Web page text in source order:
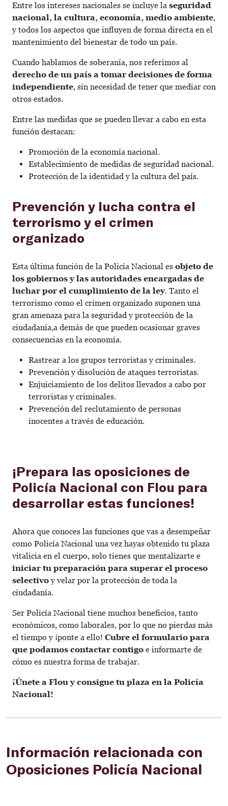
Entre los intereses nacionales se incluye la seguridad
nacional, la cultura, economía, medio ambiente,
y todos los aspectos que influyen de forma directa en el
mantenimiento del bienestar de todo un país.
Cuando hablamos de soberanía, nos referimos al
derecho de un país a tomar decisiones de forma
independiente, sin necesidad de tener que mediar con
otros estados.
Entre las medidas que se pueden llevar a cabo en esta
función destacan:
Promoción de la economía nacional.
Establecimiento de medidas de seguridad nacional.
Protección de la identidad y la cultura del país.
Prevención y lucha contra el
terrorismo y el crimen
organizado
Esta última función de la Policía Nacional es objeto de
los gobiernos y las autoridades encargadas de
luchar por el cumplimiento de la ley. Tanto el
terrorismo como el crimen organizado suponen una
gran amenaza para la seguridad y protección de la
ciudadanía,a demás de que pueden ocasionar graves
consecuencias en la economía.
Rastrear a los grupos terroristas y criminales.
Prevención y disolución de ataques terroristas.
Enjuiciamiento de los delitos llevados a cabo por
terroristas y criminales.
Prevención del reclutamiento de personas
inocentes a través de educación.
¡Prepara las oposiciones de
Policía Nacional con Flou para
desarrollar estas funciones!
Ahora que conoces las funciones que vas a desempeñar
como Policía Nacional una vez hayas obtenido tu plaza
vitalicia en el cuerpo, solo tienes que mentalizarte e
iniciar tu preparación para superar el proceso
selectivoy velar por la protección de toda la
ciudadanía.
Ser Policía Nacional tiene muchos beneficios, tanto
económicos, como laborales, por lo que no pierdas más
el tiempo y ¡ponte a ello! Cubre el formulario para
que podamos contactar contigo e informarte de
cómo es nuestra forma de trabajar.
¡Únete a Flou y consigue tu plaza en la Policía
Nacional!
Información relacionada con
Oposiciones Policía Nacional